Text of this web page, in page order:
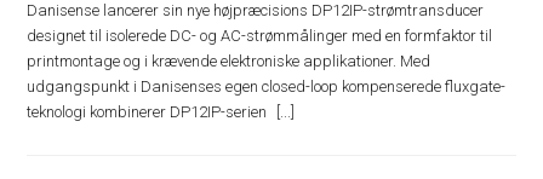
Danisense lancerer sin nye højpræcisions DP12IP-strømtransducer
designet til isolerede DC- og AC-strømmålinger med en formfaktor til
printmontage og i krævende elektroniske applikationer. Med
udgangspunkt i Danisenses egen closed-loop kompenserede fluxgate-
teknologi kombinerer DP12IP-serien